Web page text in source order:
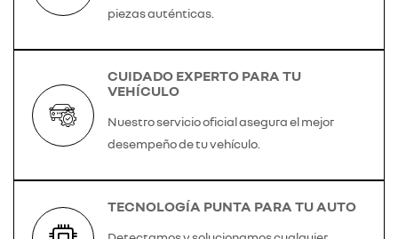
piezas auténticas.
CUIDADO EXPERTO PARA TU
VEHÍCULO
Nuestro servicio oficial asegura el mejor
desempeño de tu vehículo.
TECNOLOGÍA PUNTA PARA TU AUTO